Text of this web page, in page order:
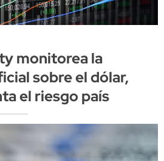
monitorea la
sobre el dólar,
el riesgo país